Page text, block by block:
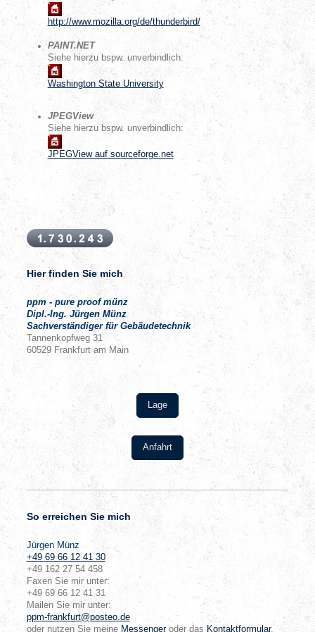
http://www.mozilla.org/de/thunderbird/
PAINT.NET
Siehe hierzu bspw. unverbindlich:
Washington State University
JPEGView
Siehe hierzu bspw. unverbindlich:
JPEGView auf sourceforge.net
Hier finden Sie mich
ppm - pure proof münz
Dipl.-Ing. Jürgen Münz
Sachverständiger für Gebäudetechnik
Tannenkopfweg 31
60529 Frankfurt am Main
Lage
Anfahrt
So erreichen Sie mich
Jürgen Münz
+49 69 66 12 41 30
+49 162 27 54 458
Faxen Sie mir unter:
+49 69 66 12 41 31
Mailen Sie mir unter:
ppm-frankfurt@posteo.de
oder nutzen Sie meine Messengeroder das Kontaktformular.